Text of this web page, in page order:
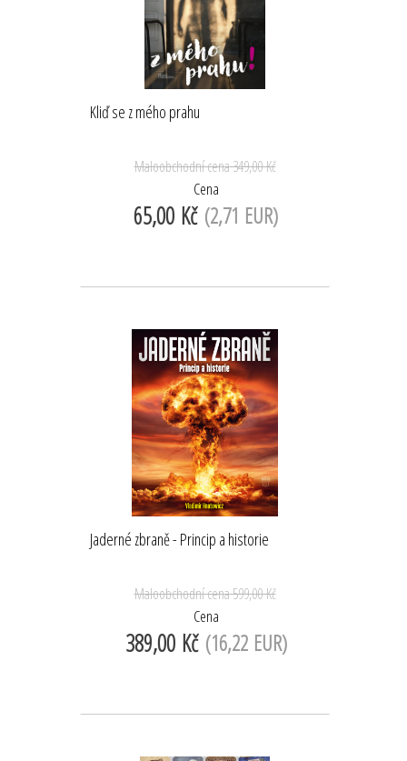
Kliď se z mého prahu
Maloobchodní cena349,00 Kč
Cena
65,00 Kč (2,71 EUR)
Jaderné zbraně - Princip a historie
Maloobchodní cena599,00 Kč
Cena
389,00 Kč (16,22 EUR)